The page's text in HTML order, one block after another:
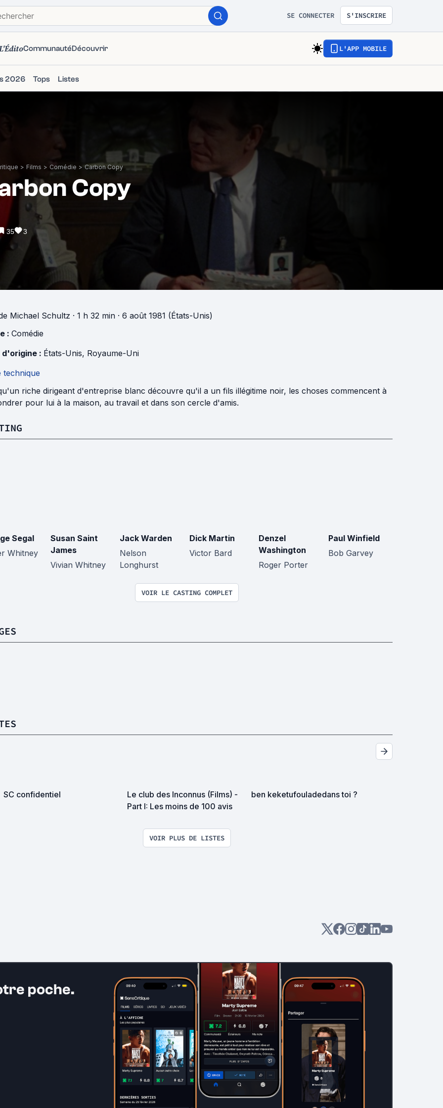
SE CONNECTER S'INSCRIRE
CommunautéDécouvrir L'APP MOBILE
2026 Tops Listes
> Films > Comédie > Carbon Copy
Copy
35 3
Michael Schultz · 1 h 32 min · 6 août 1981 (États-Unis)
: Comédie
d'origine : États-Unis, Royaume-Uni
technique
riche dirigeant d'entreprise blanc découvre qu'il a un fils illégitime noir, les choses commencent à
pour lui à la maison, au travail et dans son cercle d'amis.
Segal
Whitney
Susan Saint
James
Vivian Whitney
Jack Warden
Nelson
Longhurst
Dick Martin
Victor Bard
Denzel
Washington
Roger Porter
Paul Winfield
Bob Garvey
VOIR LE CASTING COMPLET
SC confidentiel
Le club des Inconnus (Films) -
Part I: Les moins de 100 avis
ben keketufouladedans toi ?
VOIR PLUS DE LISTES
poche.